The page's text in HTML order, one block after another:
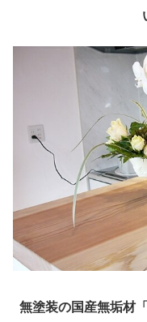
無塗装の国産無垢材